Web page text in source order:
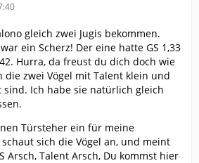
gleich zwei Jugis bekommen.
ein Scherz! Der eine hatte GS 1,33
Hurra, da freust du dich doch wie
die zwei Vögel mit Talent klein und
sind. Ich habe sie natürlich gleich
Türsteher ein für meine
sich die Vögel an, und meint
Arsch, Talent Arsch, Du kommst hier